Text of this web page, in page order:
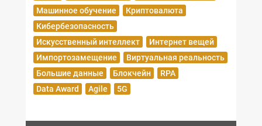
Машинное обучение
Криптовалюта
Кибербезопасность
Искусственный интеллект
Интернет вещей
Импортозамещение
Виртуальная реальность
Большие данные
Блокчейн
RPA
Data Award
Agile 5G